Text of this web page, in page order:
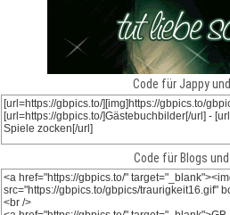
Code für Jappy und
Code für Blogs und